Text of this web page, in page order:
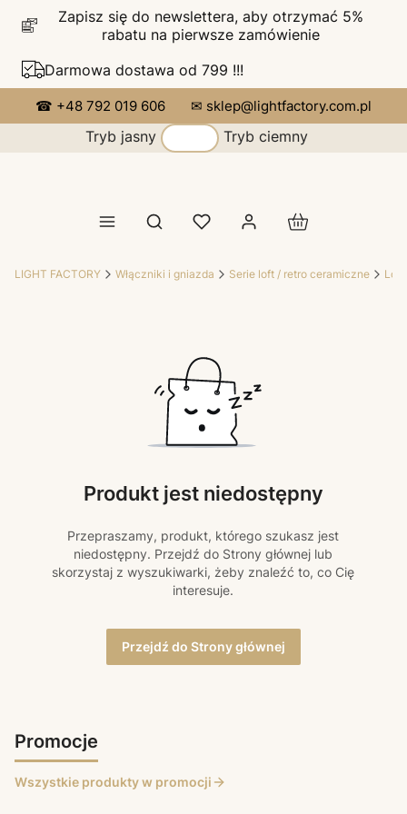
Zapisz się do newslettera, aby otrzymać 5%
rabatu na pierwsze zamówienie
Darmowa dostawa od 799 !!!
☎ +48 792 019 606 ✉ sklep@lightfactory.com.pl
Tryb jasny Tryb ciemny
Otwórz wyszukiwarkę Produkty w
LIGHT FACTORY Włączniki i gniazda Serie loft / retro ceramiczne
Produkt jest niedostępny
Przepraszamy, produkt, którego szukasz jest
niedostępny. Przejdź do Strony głównej lub
skorzystaj z wyszukiwarki, żeby znaleźć to, co Cię
interesuje.
Przejdź do Strony głównej
Promocje
Wszystkie produkty w promocji